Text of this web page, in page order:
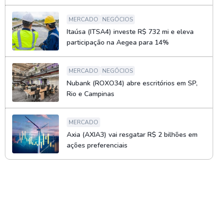
MERCADO NEGÓCIOS
Itaúsa (ITSA4) investe R$ 732 mi e eleva
participação na Aegea para 14%
MERCADO NEGÓCIOS
Nubank (ROXO34) abre escritórios em SP,
Rio e Campinas
MERCADO
Axia (AXIA3) vai resgatar R$ 2 bilhões em
ações preferenciais